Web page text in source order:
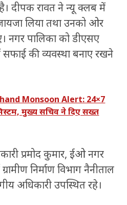
है। दीपक रावत ने न्यू क्लब में
लिया तथा उनको ओर
नगर पालिका को डीएसए
सफाई की व्यवस्था बनाए रखने
Monsoon Alert: 24×7
मुख्य सचिव ने दिए सख्त
प्रमोद कुमार, ईओ नगर
निर्माण विभाग नैनीताल
अधिकारी उपस्थित रहे।